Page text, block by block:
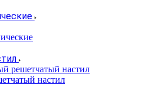
решетчатый настил
настил